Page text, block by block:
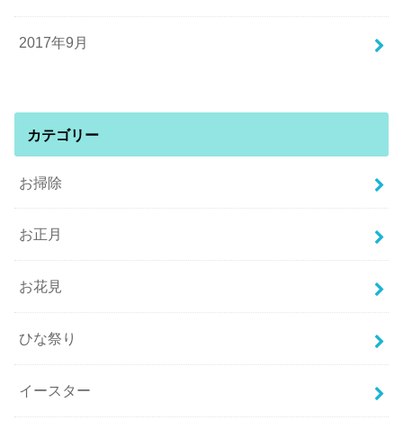
2017年9月
カテゴリー
お掃除
お正月
お花見
ひな祭り
イースター